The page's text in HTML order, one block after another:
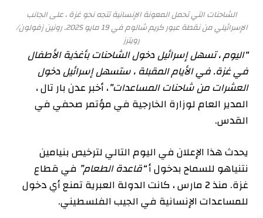
الشاحنات التي تحمل المعونة الإنسانية تتجه نحو غزة ، على الجانب
الإسرائيلي من نقطة عبور كريم شالوم في 19 مايو 2025.
رونين زفولون/
رويترز
“اليوم ، تسهل إسرائيل دخول الشاحنات بأغذية الأطفال
في غزة. في الأيام المقبلة ، ستسهل إسرائيل دخول
العشرات من شاحنات المساعدات”، أخبر عدن بار تال ،
المدير العام لوزارة الخارجية في مؤتمر صحفي في
القدس.
يحدث هذا الإعلان في اليوم التالي لترخيص بنيامين
نتنياهو للسماح بدخول أ“قاعدة الطعام” في قطاع
غزة. منذ 2 مارس ، كانت الدولة العبرية تمنع أي دخول
للمساعدات الإنسانية في الجيب الفلسطيني.